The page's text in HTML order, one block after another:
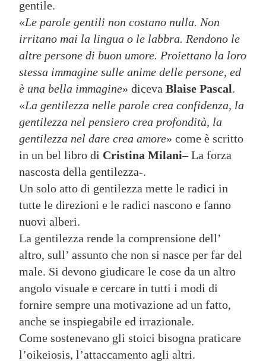
gentile.
«Le parole gentili non costano nulla. Non
irritano mai la lingua o le labbra. Rendono le
altre persone di buon umore. Proiettano la loro
stessa immagine sulle anime delle persone, ed
è una bella immagine» diceva Blaise Pascal.
«La gentilezza nelle parole crea confidenza, la
gentilezza nel pensiero crea profondità, la
gentilezza nel dare crea amore» come è scritto
in un bel libro di Cristina Milani– La forza
nascosta della gentilezza-.
Un solo atto di gentilezza mette le radici in
tutte le direzioni e le radici nascono e fanno
nuovi alberi.
La gentilezza rende la comprensione dell’
altro, sull’ assunto che non si nasce per far del
male. Si devono giudicare le cose da un altro
angolo visuale e cercare in tutti i modi di
fornire sempre una motivazione ad un fatto,
anche se inspiegabile ed irrazionale.
Come sostenevano gli stoici bisogna praticare
l’oikeiosis, l’attaccamento agli altri.